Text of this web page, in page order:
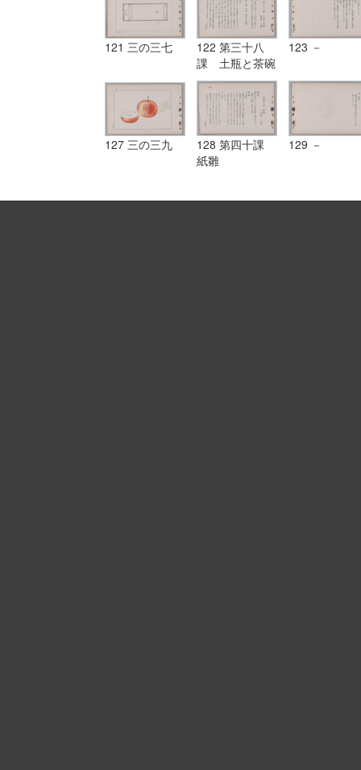
121 三の三七
122 第三十八
課 土瓶と茶碗
123 －
127 三の三九
128 第四十課
紙雛
129 －